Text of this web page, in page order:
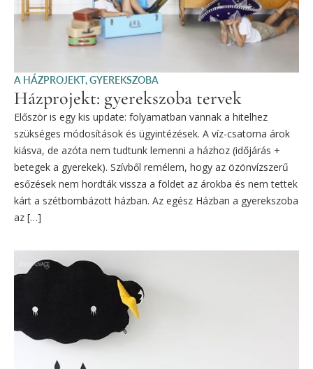
A HÁZPROJEKT,GYEREKSZOBA
Házprojekt: gyerekszoba tervek
Először is egy kis update: folyamatban vannak a hitelhez
szükséges módosítások és ügyintézések. A víz-csatorna árok
kiásva, de azóta nem tudtunk lemenni a házhoz (időjárás +
betegek a gyerekek). Szívből remélem, hogy az özönvízszerű
esőzések nem hordták vissza a földet az árokba és nem tettek
kárt a szétbombázott házban. Az egész Házban a gyerekszoba
az […]